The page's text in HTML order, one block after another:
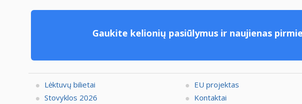
Gaukite kelionių pasiūlymus ir naujienas
Lėktuvų bilietai EU projektas
Stovyklos 2026
Kontaktai